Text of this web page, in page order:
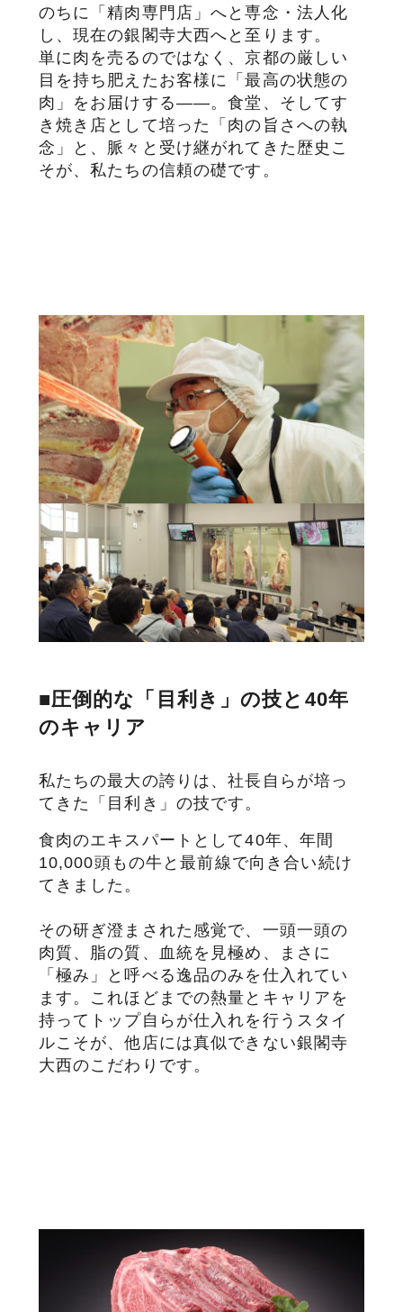
のちに「精肉専門店」へと専念・法人化
し、現在の銀閣寺大西へと至ります。
単に肉を売るのではなく、京都の厳しい
目を持ち肥えたお客様に「最高の状態の
肉」をお届けする――。食堂、そしてす
き焼き店として培った「肉の旨さへの執
念」と、脈々と受け継がれてきた歴史こ
そが、私たちの信頼の礎です。
■圧倒的な「目利き」の技と40年
のキャリア
私たちの最大の誇りは、社長自らが培っ
てきた「目利き」の技です。
食肉のエキスパートとして40年、年間
10,000頭もの牛と最前線で向き合い続け
てきました。
その研ぎ澄まされた感覚で、一頭一頭の
肉質、脂の質、血統を見極め、まさに
「極み」と呼べる逸品のみを仕入れてい
ます。これほどまでの熱量とキャリアを
持ってトップ自らが仕入れを行うスタイ
ルこそが、他店には真似できない銀閣寺
大西のこだわりです。